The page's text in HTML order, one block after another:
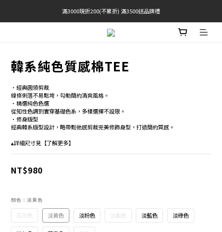
官網限定! 滿千免運(僅限台灣本島)
滿3000現折200(不累折) 滿3500送品牌禮
BRATOP專區買三送一 | 指定專區買一送一
韓系純色質感棉TEE
•經典圓領剪裁
線條俐落不易鬆垮，勾勒簡約清爽風格。
•精選純色色選
從知性色調到實穿基礎色系，多樣選擇不設限。
•修身版型
經典韓系版型設計，略帶鬆弛感剪裁完美修飾身型，打造簡約質感。
▴詳細尺寸見【了解更多】
NT$980
顏色 : 淡黃色
花灰色 淡黃色 淡粉色 淡紫色 淡藍色 淡綠色